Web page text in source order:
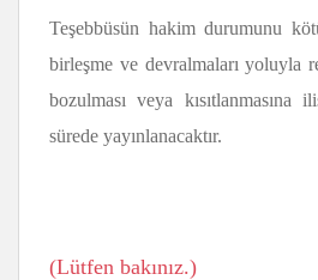
Teşebbüsün hakim durumunu
birleşme ve devralmaları yoluyla
bozulması veya kısıtlanmasına
sürede yayınlanacaktır.
(Lütfen bakınız.)